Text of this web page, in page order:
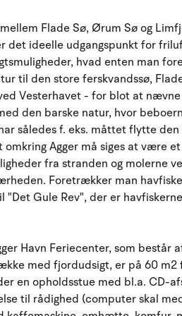
Flade Sø, Ørum Sø og
det ideelle udgangspunkt for
hvad enten man
til den store ferskvandssø,
Vesterhavet - for blot at nævne
den barske natur, hvor
således f. eks. måttet flytte
Agger må siges at være
fra stranden og molerne
Foretrækker man
Gule Rev", der er
Havn Feriecenter, som består
med fjordudsigt, er på 60
en opholdsstue med bl.a. CD-
til rådighed (computer skal